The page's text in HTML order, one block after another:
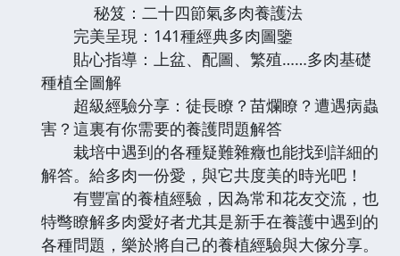
秘笈：二十四節氣多肉養護法
完美呈現：141種經典多肉圖鑒
貼心指導：上盆、配圖、繁殖……多肉基礎
種植全圖解
超級經驗分享：徒長瞭？苗爛瞭？遭遇病蟲
害？這裏有你需要的養護問題解答
栽培中遇到的各種疑難雜癥也能找到詳細的
解答。給多肉一份愛，與它共度美的時光吧！
有豐富的養植經驗，因為常和花友交流，也
特彆瞭解多肉愛好者尤其是新手在養護中遇到的
各種問題，樂於將自己的養植經驗與大傢分享。